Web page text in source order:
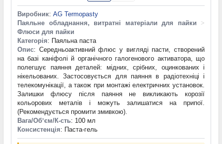
Виробник: AG Termopasty
Паяльне обладнання, витратні матеріали для пайки
>
Флюси для пайки
Категорія: Паяльна паста
Опис: Середньоактивний флюс у вигляді пасти, створений
на базі каніфолі й органічного галогенового активатора, що
полегшує паяння деталей: мідних, срібних, оцинкованих і
нікельованих. Застосовується для паяння в радіотехніці і
телекомунікації, а також при монтажі електричних установок.
Залишки флюсу після паяння не викликають корозії
кольорових металів і можуть залишатися на припої.
(Рекомендується промити змивкою).
Вага/Обʼєм/К-сть: 100 мл
Консистенція: Паста-гель